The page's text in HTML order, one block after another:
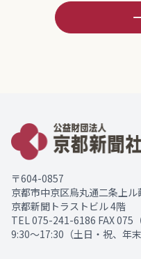
〒604-0857
京都市中京区烏丸通二条上
京都新聞トラストビル 4階
TEL 075-241-6186 FAX 075
9:30～17:30（土日・祝、年末